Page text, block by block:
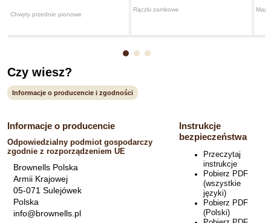
Chwyty przednie pionowe
Rączki zamkowe
Czy wiesz?
Informacje o producencie i zgodności
Informacje o producencie
Odpowiedzialny podmiot gospodarczy
zgodnie z rozporządzeniem UE
Brownells Polska
Armii Krajowej
05-071 Sulejówek
Polska
info@brownells.pl
Instrukcje
bezpieczeństwa
Przeczytaj
instrukcje
Pobierz PDF
(wszystkie
języki)
Pobierz PDF
(Polski)